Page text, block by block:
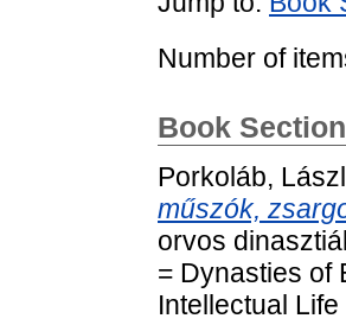
Number of
Book Section
Porkoláb,
műszók,
orvos
= Dynasties of
Intellectual